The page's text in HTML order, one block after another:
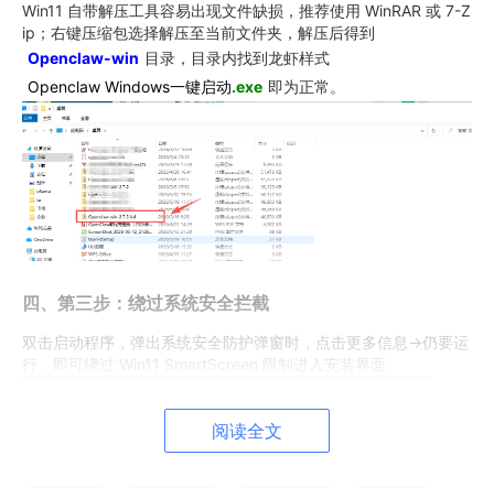
Win11 自带解压工具容易出现文件缺损，推荐使用 WinRAR 或 7-Z
ip；右键压缩包选择解压至当前文件夹，解压后得到
Openclaw-win 目录，目录内找到龙虾样式
Openclaw Windows一键启动.exe 即为正常。
四、第三步：绕过系统安全拦截
双击启动程序，弹出系统安全防护弹窗时，点击更多信息→仍要运
行，即可绕过 Win11 SmartScreen 限制进入安装界面。
阅读全文